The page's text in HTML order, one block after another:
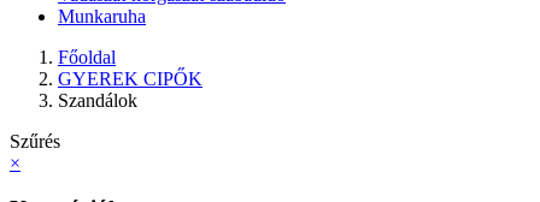
Munkaruha
Főoldal
GYEREK CIPŐK
Szandálok
Szűrés
×